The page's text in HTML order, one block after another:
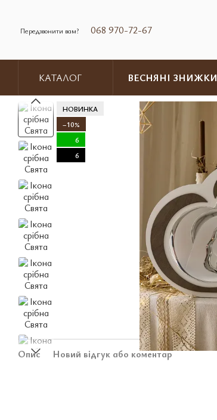
068 970-72-67
Передзвонити вам?
КАТАЛОГ ВЕСНЯНІ ЗНИЖКИ
НОВИНКА
−10%
6
6
Опис Новий відгук або коментар